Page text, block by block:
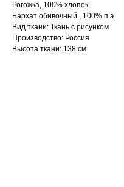
Рогожка, 100% хлопок
Бархат обивочный , 100% п.э.
Вид ткани: Ткань с рисунком
Производство: Россия
Высота ткани: 138 см